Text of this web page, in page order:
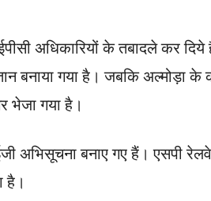
अधिकारियों के तबादले कर
बनाया गया है। जबकि अल्मोड़ा के
भेजा गया है।
अभिसूचना बनाए गए हैं। एसपी
है।